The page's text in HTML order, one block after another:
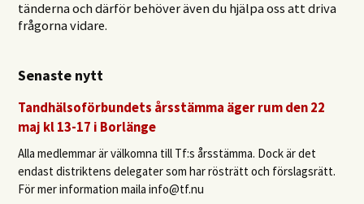
tänderna och därför behöver även du hjälpa oss att driva
frågorna vidare.
Senaste nytt
Tandhälsoförbundets årsstämma äger rum den 22
maj kl 13-17 i Borlänge
Alla medlemmar är välkomna till Tf:s årsstämma. Dock är det
endast distriktens delegater som har rösträtt och förslagsrätt.
För mer information maila info@tf.nu